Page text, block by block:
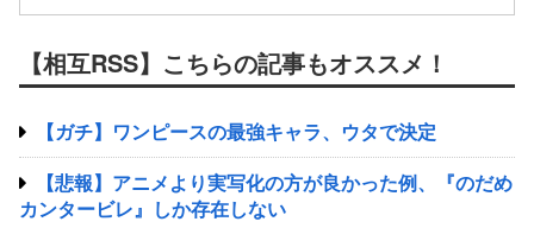
【相互RSS】こちらの記事もオススメ！
【ガチ】ワンピースの最強キャラ、ウタで決定
【悲報】アニメより実写化の方が良かった例、『のだめ
カンタービレ』しか存在しない